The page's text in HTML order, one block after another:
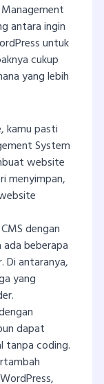
antara ingin
untuk
cukup
yang lebih
kamu pasti
System
website
menyimpan,
dengan
beberapa
Di antaranya,
yang
dapat
tanpa coding.